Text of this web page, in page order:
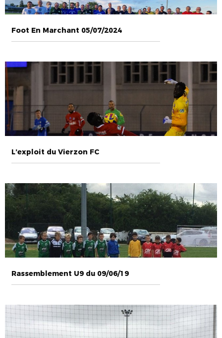
Foot En Marchant 05/07/2024
L’exploit du Vierzon FC
Rassemblement U9 du 09/06/19